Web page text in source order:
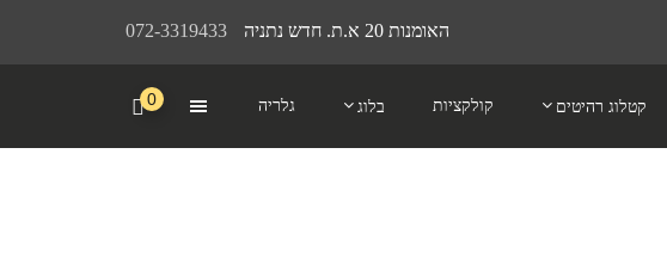
072-3319433 האומנות 20 א.ת. חדש נתניה
קטלוג רהיטים קולקציות בלוג גלריה 0